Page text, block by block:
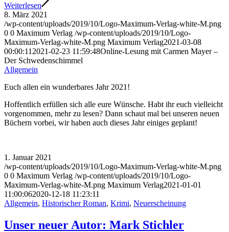
Weiterlesen
8. März 2021
/wp-content/uploads/2019/10/Logo-Maximum-Verlag-white-M.png
0 0 Maximum Verlag /wp-content/uploads/2019/10/Logo-
Maximum-Verlag-white-M.png Maximum Verlag2021-03-08
00:00:11 2021-02-23 11:59:48Online-Lesung mit Carmen Mayer –
Der Schwedenschimmel
Allgemein
Euch allen ein wunderbares Jahr 2021!
Hoffentlich erfüllen sich alle eure Wünsche. Habt ihr euch vielleicht
vorgenommen, mehr zu lesen? Dann schaut mal bei unseren neuen
Büchern vorbei, wir haben auch dieses Jahr einiges geplant!
1. Januar 2021
/wp-content/uploads/2019/10/Logo-Maximum-Verlag-white-M.png
0 0 Maximum Verlag /wp-content/uploads/2019/10/Logo-
Maximum-Verlag-white-M.png Maximum Verlag2021-01-01
11:00:062020-12-18 11:23:11
Allgemein, Historischer Roman, Krimi, Neuerscheinung
Unser neuer Autor: Mark Stichler